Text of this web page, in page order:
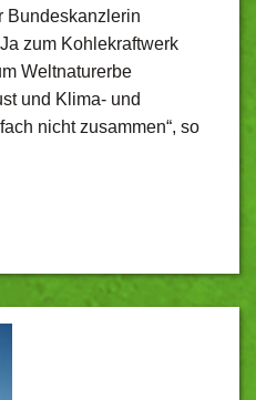
Bundeskanzlerin
zum Kohlekraftwerk
Weltnaturerbe
und Klima- und
nicht zusammen“, so